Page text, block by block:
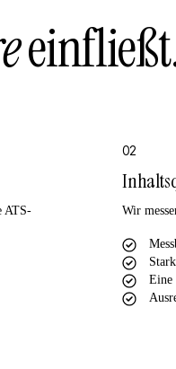
ATS-
02
Wir
Eine